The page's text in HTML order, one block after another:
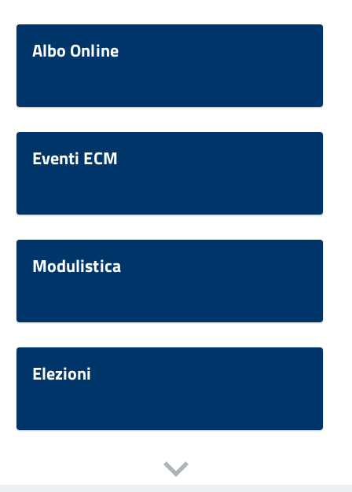
Albo Online
Eventi ECM
Modulistica
Elezioni